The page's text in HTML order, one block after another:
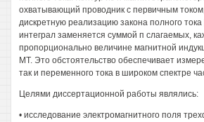
охватывающий проводник с первичным
дискретную реализацию закона полного
интеграл заменяется суммой п слагаемых,
пропорционально величине магнитной
МТ. Это обстоятельство обеспечивает
так и переменного тока в широком спектре
Целями диссертационной работы являлись:
• исследование электромагнитного поля